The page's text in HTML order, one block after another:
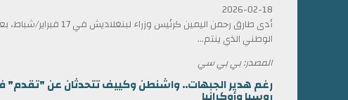
2026-02-18
أدى طارق رحمن اليمين كرئيس
الوطني الذي ينتم...
المصدر: بي بي سي
رغم هدير الجبهات.. واشنطن وكييف تتحدثان عن "تقدم"